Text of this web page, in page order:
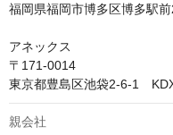
福岡県福岡市博多区博多駅
アネックス
〒171-0014
東京都豊島区池袋2-6-1　
親会社